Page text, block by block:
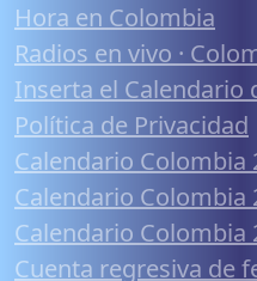
Hora en Colombia
Radios en vivo ·
Inserta el Calendario
Política de Privacidad
Calendario Colombia
Calendario Colombia
Calendario Colombia
Cuenta regresiva de